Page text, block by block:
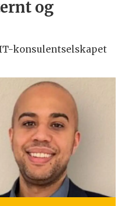
og
konsulentselskapet